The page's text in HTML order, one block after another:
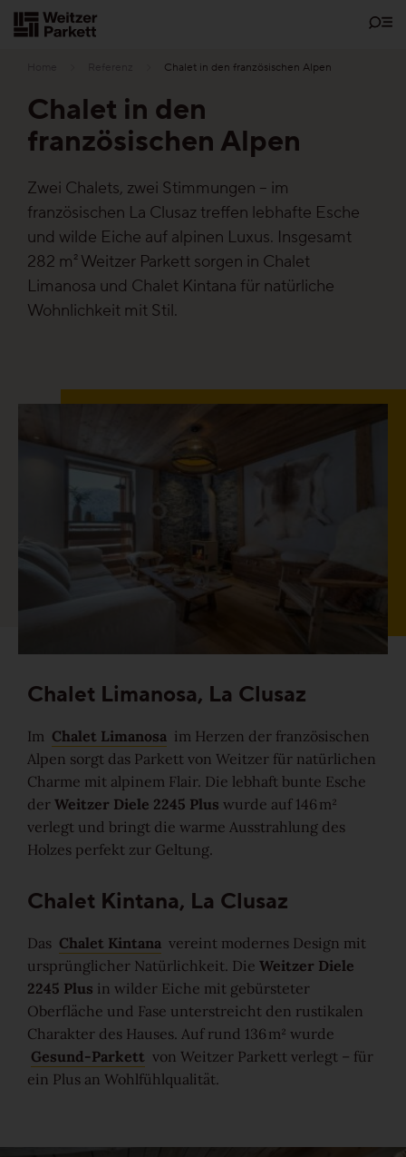
Showrooms
Bodenschätze
Nachhaltigkeit
Parkett
Pflegefrei-Parkett
Gesund-Parkett
Schnell-Parkett
Mehr über Farben erfahren
Holzmaserungen
Ruhig
Lebhaft
Wild
Alle Maserungen ansehen
Lösungen
Treppen & Stiegen
Zum
Inhalt
Chalet in den französischen Alpen
Chalet in den
französischen Alpen
Zwei Chalets, zwei Stimmungen – im
französischen La Clusaz treffen lebhafte Esche
und wilde Eiche auf alpinen Luxus. Insgesamt
282 m² Weitzer Parkett sorgen in Chalet
Limanosa und Chalet Kintana für natürliche
Wohnlichkeit mit Stil.
Chalet Limanosa, La Clusaz
Im Chalet Limanosa im Herzen der französischen
Alpen sorgt das Parkett von Weitzer für natürlichen
Charme mit alpinem Flair. Die lebhaft bunte Esche
der Weitzer Diele 2245 Plus wurde auf 146 m²
verlegt und bringt die warme Ausstrahlung des
Holzes perfekt zur Geltung.
Chalet Kintana, La Clusaz
Das Chalet Kintana vereint modernes Design mit
ursprünglicher Natürlichkeit. Die Weitzer Diele
2245 Plus in wilder Eiche mit gebürsteter
Oberfläche und Fase unterstreicht den rustikalen
Charakter des Hauses. Auf rund 136 m² wurde
Gesund-Parkett von Weitzer Parkett verlegt – für
ein Plus an Wohlfühlqualität.